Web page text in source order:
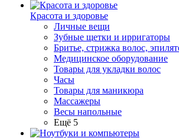
Красота и здоровье
Личные вещи
Зубные щетки и ирригаторы
Бритье, стрижка волос,
Медицинское оборудование
Товары для укладки волос
Часы
Товары для маникюра
Массажеры
Весы напольные
Ещё 5